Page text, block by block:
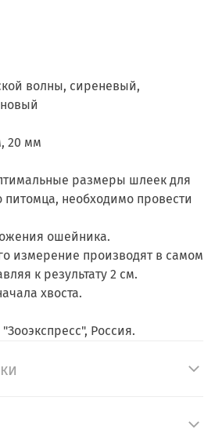
волны, сиреневый,
20 мм
размеры шлеек для
питомца, необходимо провести
ошейника.
измерение производят в самом
к результату 2 см.
хвоста.
Россия.